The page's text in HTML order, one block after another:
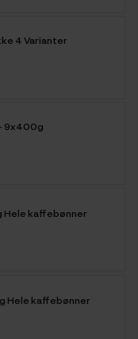
4 Varianter
9x400g
Hele kaffebønner
Hele kaffebønner